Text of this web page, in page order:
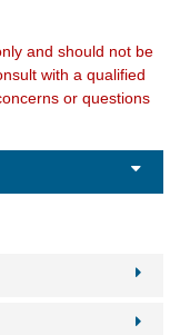
and should not be
with a qualified
or questions